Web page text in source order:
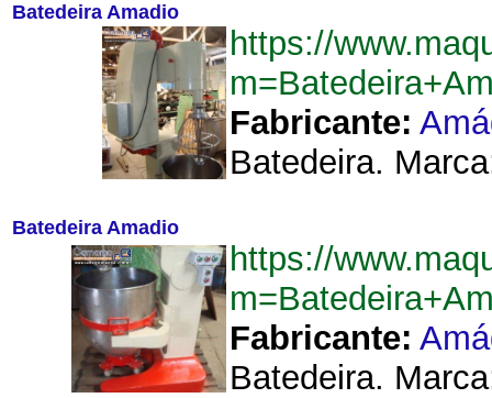
Batedeira Amadio
https://
Fabricante:
Batedeira.
Batedeira Amadio
https://
Fabricante:
Batedeira.